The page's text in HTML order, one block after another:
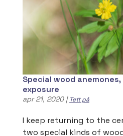
Special wood
exposure
apr 21, 2020| Tett på
I keep returning to the
two special kinds of